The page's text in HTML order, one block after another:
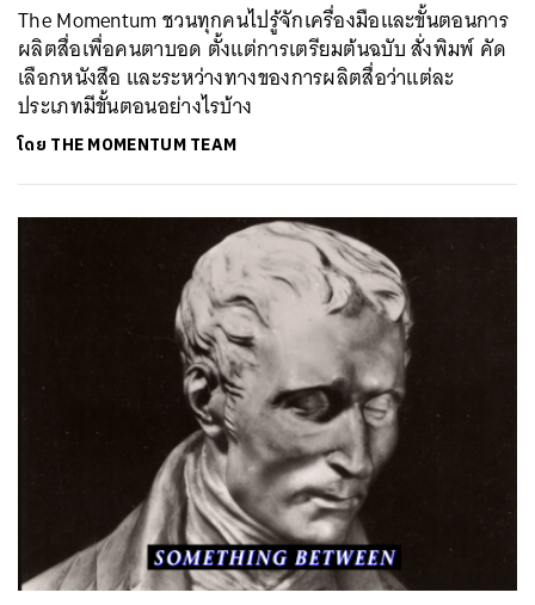
The Momentum ชวนทุกคนไปรู้จักเครื่องมือและขั้นตอนการ
ผลิตสื่อเพื่อคนตาบอด ตั้งแต่การเตรียมต้นฉบับ สั่งพิมพ์ คัด
เลือกหนังสือ และระหว่างทางของการผลิตสื่อว่าแต่ละ
ประเภทมีขั้นตอนอย่างไรบ้าง
โดย THE MOMENTUM TEAM
SHARE TWEET LINE EMAIL